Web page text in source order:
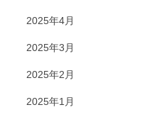
2025年4月
2025年3月
2025年2月
2025年1月